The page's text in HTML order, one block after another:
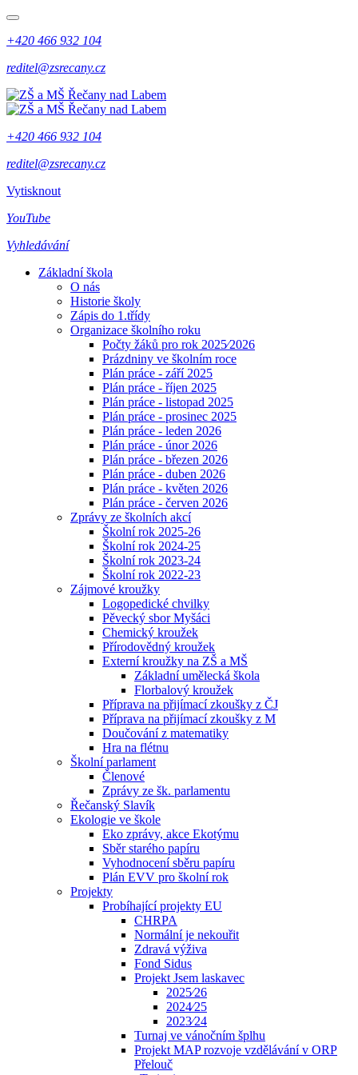
+420 466 932 104
reditel@zsrecany.cz
+420 466 932 104
reditel@zsrecany.cz
Vytisknout
YouTube
Vyhledávání
Základní škola
O nás
Historie školy
Zápis do 1.třídy
Organizace školního roku
Počty žáků pro rok 2025⁄2026
Prázdniny ve školním roce
Plán práce - září 2025
Plán práce - říjen 2025
Plán práce - listopad 2025
Plán práce - prosinec 2025
Plán práce - leden 2026
Plán práce - únor 2026
Plán práce - březen 2026
Plán práce - duben 2026
Plán práce - květen 2026
Plán práce - červen 2026
Zprávy ze školních akcí
Školní rok 2025-26
Školní rok 2024-25
Školní rok 2023-24
Školní rok 2022-23
Zájmové kroužky
Logopedické chvilky
Pěvecký sbor Myšáci
Chemický kroužek
Přírodovědný kroužek
Externí kroužky na ZŠ a MŠ
Základní umělecká škola
Florbalový kroužek
Příprava na přijímací zkoušky z ČJ
Příprava na přijímací zkoušky z M
Doučování z matematiky
Hra na flétnu
Školní parlament
Členové
Zprávy ze šk. parlamentu
Řečanský Slavík
Ekologie ve škole
Eko zprávy, akce Ekotýmu
Sběr starého papíru
Vyhodnocení sběru papíru
Plán EVV pro školní rok
Projekty
Probíhající projekty EU
CHRPA
Normální je nekouřit
Zdravá výživa
Fond Sidus
Projekt Jsem laskavec
2025⁄26
2024⁄25
2023⁄24
Turnaj ve vánočním šplhu
Projekt MAP rozvoje vzdělávání v ORP
Přelouč